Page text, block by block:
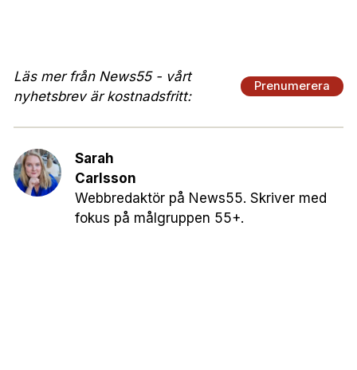
Läs mer från News55 - vårt
nyhetsbrev är kostnadsfritt:
Prenumerera
Sarah
Carlsson
Webbredaktör på News55. Skriver med
fokus på målgruppen 55+.